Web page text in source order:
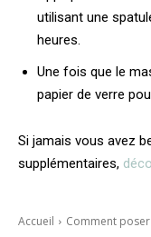
utilisant une
heures.
Une fois que le
papier de verre
Si jamais vous avez
supplémentaires,
Accueil Comment